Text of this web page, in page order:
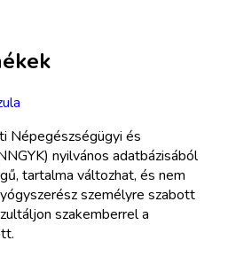
Népegészségügyi és
nyilvános adatbázisából
tartalma változhat, és nem
személyre szabott
szakemberrel a